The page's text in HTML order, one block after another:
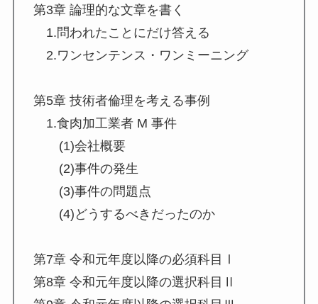
第3章 論理的な⽂章を書く
1.問われたことにだけ答える
2.ワンセンテンス・ワンミーニング
第5章 技術者倫理を考える事例
1.食肉加工業者 M 事件
(1)会社概要
(2)事件の発生
(3)事件の問題点
(4)どうするべきだったのか
第7章 令和元年度以降の必須科目Ⅰ
第8章 令和元年度以降の選択科目Ⅱ